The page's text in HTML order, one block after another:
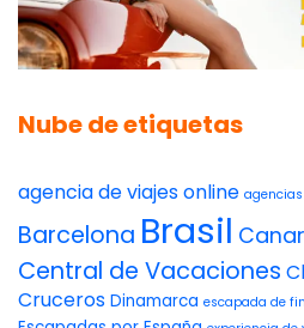
Nube de etiquetas
agencia de viajes online
Barcelona Brasil
Central de Vacaciones
Cruceros Dinamarca escapada de